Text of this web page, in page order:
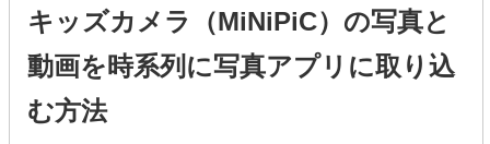
キッズカメラ（MiNiPiC）の写真と
動画を時系列に写真アプリに取り込
む方法